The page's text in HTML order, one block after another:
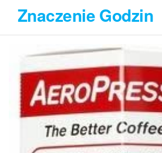
Przejdź
treści
Znaczenie Godzin